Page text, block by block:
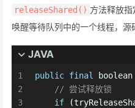
releaseShared() 方法释放
唤醒等待队列中的一个线程，源
JAVA
1
2
3
public final boolean
// 尝试释放锁
if